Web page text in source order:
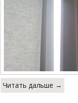
Читать дальше →